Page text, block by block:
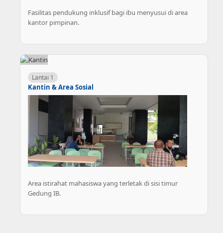
Fasilitas pendukung inklusif bagi ibu menyusui di area
kantor pimpinan.
Lantai 1
Kantin & Area Sosial
Area istirahat mahasiswa yang terletak di sisi timur
Gedung IB.